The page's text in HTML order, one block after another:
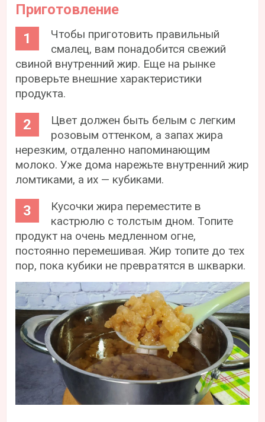
Приготовление
Чтобы приготовить правильный
смалец, вам понадобится свежий
свиной внутренний жир. Еще на рынке
проверьте внешние характеристики
продукта.
Цвет должен быть белым с легким
розовым оттенком, а запах жира
нерезким, отдаленно напоминающим
молоко. Уже дома нарежьте внутренний жир
ломтиками, а их — кубиками.
Кусочки жира переместите в
кастрюлю с толстым дном. Топите
продукт на очень медленном огне,
постоянно перемешивая. Жир топите до тех
пор, пока кубики не превратятся в шкварки.